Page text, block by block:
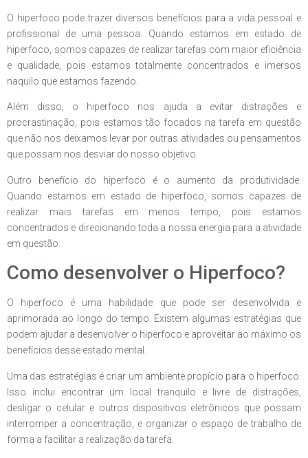
O hiperfoco pode trazer diversos benefícios para a vida pessoal e
profissional de uma pessoa. Quando estamos em estado de
hiperfoco, somos capazes de realizar tarefas com maior eficiência
e qualidade, pois estamos totalmente concentrados e imersos
naquilo que estamos fazendo.
Além disso, o hiperfoco nos ajuda a evitar distrações e
procrastinação, pois estamos tão focados na tarefa em questão
que não nos deixamos levar por outras atividades ou pensamentos
que possam nos desviar do nosso objetivo.
Outro benefício do hiperfoco é o aumento da produtividade.
Quando estamos em estado de hiperfoco, somos capazes de
realizar mais tarefas em menos tempo, pois estamos
concentrados e direcionando toda a nossa energia para a atividade
em questão.
Como desenvolver o Hiperfoco?
O hiperfoco é uma habilidade que pode ser desenvolvida e
aprimorada ao longo do tempo. Existem algumas estratégias que
podem ajudar a desenvolver o hiperfoco e aproveitar ao máximo os
benefícios desse estado mental.
Uma das estratégias é criar um ambiente propício para o hiperfoco.
Isso inclui encontrar um local tranquilo e livre de distrações,
desligar o celular e outros dispositivos eletrônicos que possam
interromper a concentração, e organizar o espaço de trabalho de
forma a facilitar a realização da tarefa.